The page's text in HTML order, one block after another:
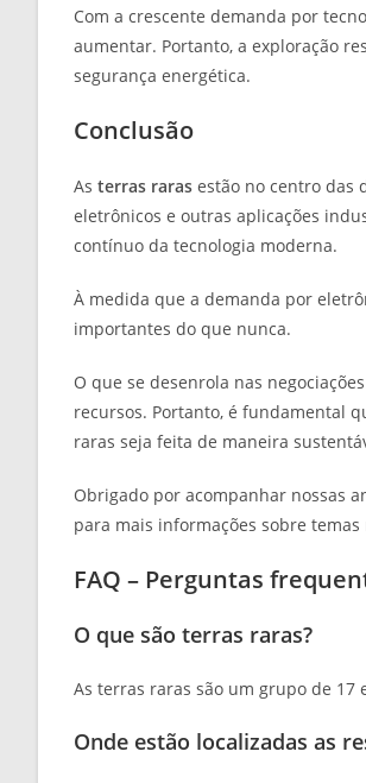
Com a crescente demanda por
aumentar. Portanto, a exploração
segurança energética.
Conclusão
As terras raras estão no centro das
eletrônicos e outras aplicações
contínuo da tecnologia moderna.
À medida que a demanda por
importantes do que nunca.
O que se desenrola nas
recursos. Portanto, é fundamental
raras seja feita de maneira
Obrigado por acompanhar nossas
para mais informações sobre
FAQ – Perguntas
O que são terras raras?
As terras raras são um grupo de 17
Onde estão localizadas as